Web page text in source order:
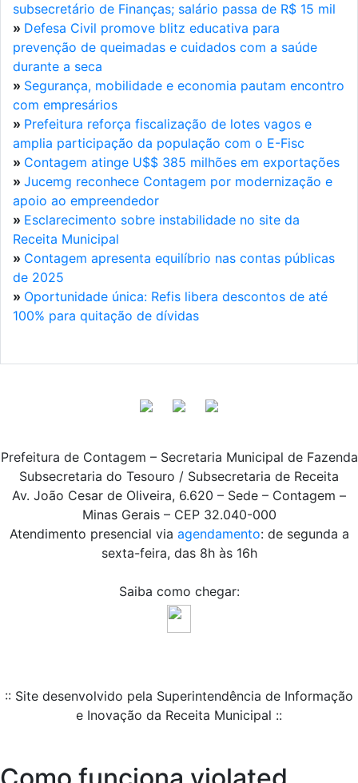
subsecretário de Finanças; salário passa de R$ 15 mil
» Defesa Civil promove blitz educativa para
prevenção de queimadas e cuidados com a saúde
durante a seca
» Segurança, mobilidade e economia pautam encontro
com empresários
» Prefeitura reforça fiscalização de lotes vagos e
amplia participação da população com o E-Fisc
» Contagem atinge U$$ 385 milhões em exportações
» Jucemg reconhece Contagem por modernização e
apoio ao empreendedor
» Esclarecimento sobre instabilidade no site da
Receita Municipal
» Contagem apresenta equilíbrio nas contas públicas
de 2025
» Oportunidade única: Refis libera descontos de até
100% para quitação de dívidas
Prefeitura de Contagem – Secretaria Municipal de Fazenda
Subsecretaria do Tesouro / Subsecretaria de Receita
Av. João Cesar de Oliveira, 6.620 – Sede – Contagem –
Minas Gerais – CEP 32.040-000
Atendimento presencial via agendamento: de segunda a
sexta-feira, das 8h às 16h
Saiba como chegar:
:: Site desenvolvido pela Superintendência de Informação
e Inovação da Receita Municipal ::